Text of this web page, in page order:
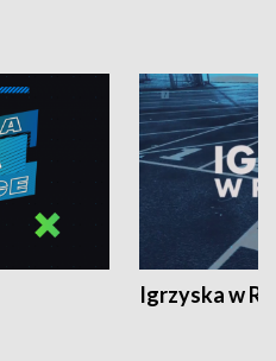
Igrzyska w